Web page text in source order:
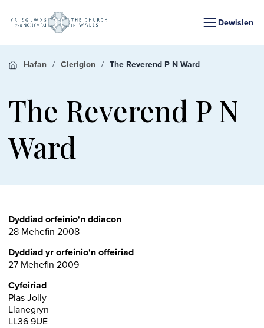
Dewislen
Hafan Clerigion The Reverend P N Ward
The Reverend P N
Ward
Dyddiad orfeinio'n ddiacon
28 Mehefin 2008
Dyddiad yr orfeinio'n offeiriad
27 Mehefin 2009
Cyfeiriad
Plas Jolly
Llanegryn
LL36 9UE